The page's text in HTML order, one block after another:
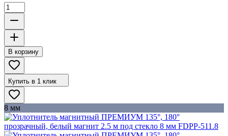
В корзину
Купить в 1 клик
8 мм